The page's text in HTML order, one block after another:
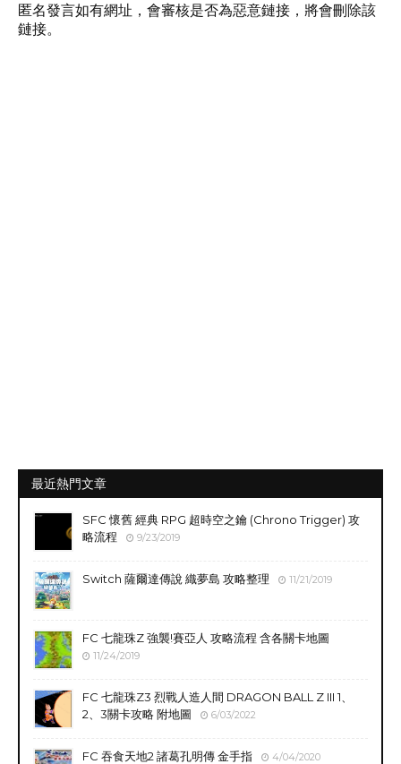
匿名發言如有網址，會審核是否為惡意鏈接，將會刪除該
鏈接。
最近熱門文章
SFC 懷舊 經典 RPG 超時空之鑰 (Chrono Trigger) 攻
略流程
9/23/2019
Switch 薩爾達傳說 織夢島 攻略整理 11/21/2019
FC 七龍珠Z 強襲!賽亞人 攻略流程 含各關卡地圖
11/24/2019
FC 七龍珠Z3 烈戰人造人間 DRAGON BALL Z III 1、
2、3關卡攻略 附地圖
6/03/2022
FC 吞食天地2 諸葛孔明傳 金手指 4/04/2020